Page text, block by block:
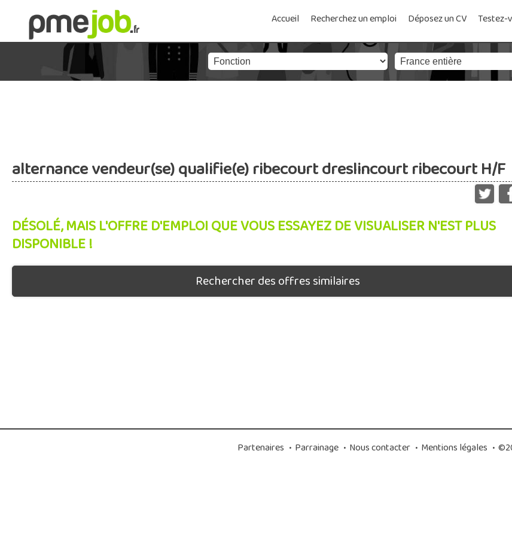
Accueil Recherchez un emploi Déposez un CV Testez-
alternance vendeur(se) qualifie(e) ribecourt dreslincourt ribecourt H/F
DÉSOLÉ, MAIS L'OFFRE D'EMPLOI QUE VOUS ESSAYEZ DE VISUALISER N'EST PLUS
DISPONIBLE !
Rechercher des offres similaires
Partenaires • Parrainage • Nous contacter • Mentions légales •